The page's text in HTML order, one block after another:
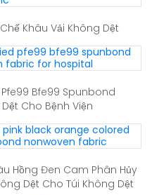
Khâu Vải Không Dệt
Bfe99 Spunbond
Cho Bệnh Viện
Hồng Đen Cam Phân Hủy
Dệt Cho Túi Không Dệt